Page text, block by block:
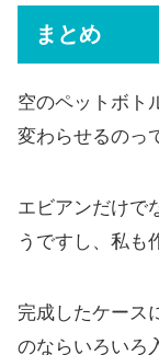
まとめ
空のペットボト
変わらせるのっ
エビアンだけで
うですし、私も
完成したケース
のならいろいろ